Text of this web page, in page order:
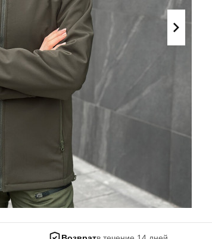
Літні комплекти
Комбінезони
Спортивні
костюми
Кежуал
Сорочки
Футболки
ХУДІ, СВІТШОТИ, СВЕТРИ
Кофти
Худі
Боди